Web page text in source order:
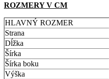
ROZMERY V CM
HLAVNÝ ROZMER
Strana
Dĺžka
Šírka
Šírka boku
Výška